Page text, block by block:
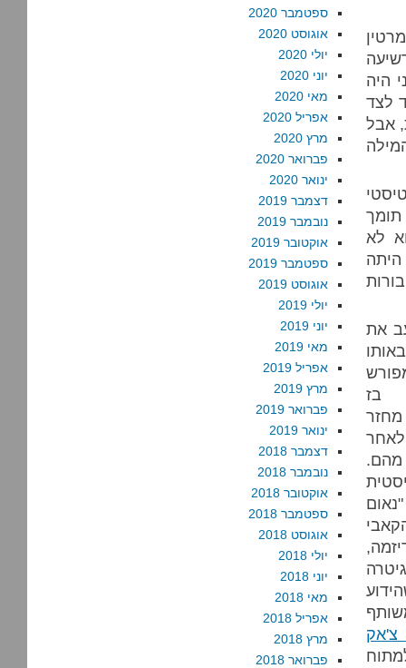
1978 – כשרומני היה
לצד
אבל
תומך
לא
היתה
את
ספטמבר 2020
אוגוסט 2020
יולי 2020
יוני 2020
מאי 2020
אפריל 2020
מרץ 2020
פברואר 2020
ינואר 2020
דצמבר 2019
נובמבר 2019
אוקטובר 2019
ספטמבר 2019
אוגוסט 2019
יולי 2019
יוני 2019
מאי 2019
אפריל 2019
מרץ 2019
פברואר 2019
ינואר 2019
דצמבר 2018
נובמבר 2018
אוקטובר 2018
ספטמבר 2018
אוגוסט 2018
יולי 2018
יוני 2018
מאי 2018
אפריל 2018
מרץ 2018
פברואר 2018